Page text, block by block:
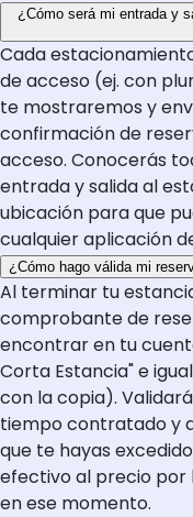
¿Cómo será mi entrada y
Cada
de acceso (ej. con
te mostraremos y
confirmación de
acceso. Conocerás
entrada y salida al
ubicación para que
cualquier aplicación
¿Cómo hago válida mi
Al terminar tu
comprobante de
encontrar en tu
Corta Estancia" e
con la copia).
tiempo contratado y
que te hayas
efectivo al precio por
en ese momento.